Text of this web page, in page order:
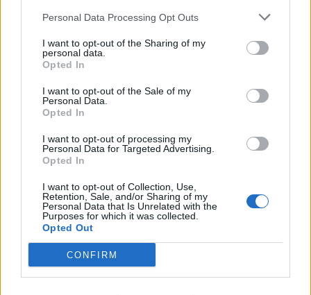
Personal Data Processing Opt Outs
I want to opt-out of the Sharing of my
personal data.
Opted In
I want to opt-out of the Sale of my
Personal Data.
Opted In
I want to opt-out of processing my
Personal Data for Targeted Advertising.
Opted In
I want to opt-out of Collection, Use,
Retention, Sale, and/or Sharing of my
Personal Data that Is Unrelated with the
Purposes for which it was collected.
Opted Out
CONFIRM
δασμών
28/07/26|11:29
Η Ιαπωνία επικρίνει τους νέους
τελωνειακούς δασμούς που
24/07/26 16:33
νέοι δασμοί των ΗΠΑ -
Χρειάζεται να καταργηθούν